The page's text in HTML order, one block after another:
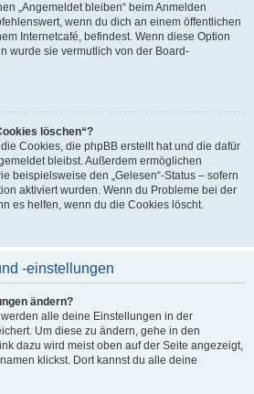
„Angemeldet bleiben“ beim Anmelden
wenn du dich an einem öffentlichen
Internetcafé, befindest. Wenn diese Option
wurde sie vermutlich von der Board-
löschen“?
Cookies, die phpBB erstellt hat und die dafür
bleibst. Außerdem ermöglichen
beispielsweise den „Gelesen“-Status – sofern
aktiviert wurden. Wenn du Probleme bei der
es helfen, wenn du die Cookies löscht.
-einstellungen
ändern?
alle deine Einstellungen in der
Um diese zu ändern, gehe in den
dazu wird meist oben auf der Seite angezeigt,
klickst. Dort kannst du alle deine